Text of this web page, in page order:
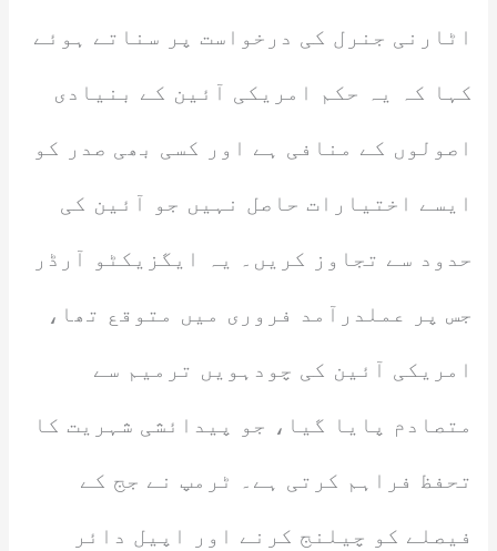
اٹارنی جنرل کی درخواست پر سناتے ہوئے
کہا کہ یہ حکم امریکی آئین کے بنیادی
اصولوں کے منافی ہے اور کسی بھی صدر کو
ایسے اختیارات حاصل نہیں جو آئین کی
حدود سے تجاوز کریں۔ یہ ایگزیکٹو آرڈر
جس پر عملدرآمد فروری میں متوقع تھا،
امریکی آئین کی چودہویں ترمیم سے
متصادم پایا گیا، جو پیدائشی شہریت کا
تحفظ فراہم کرتی ہے۔ ٹرمپ نے جج کے
فیصلے کو چیلنج کرنے اور اپیل دائر